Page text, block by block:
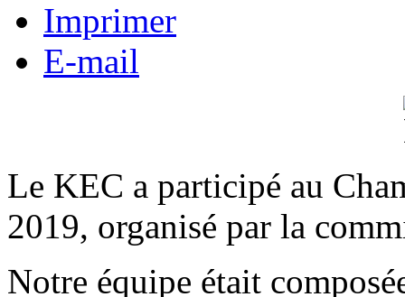
Imprimer
E-mail
Le KEC a participé au
2019, organisé par la
Notre équipe était